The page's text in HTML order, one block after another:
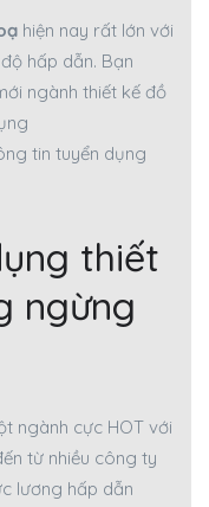
hiện nay rất lớn với
hấp dẫn. Bạn
ngành thiết kế đồ
tin tuyển dụng
thiết
ngừng
ngành cực HOT với
từ nhiều công ty
lương hấp dẫn